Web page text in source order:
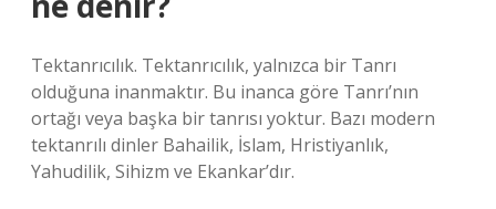
Tektanrıcılık. Tektanrıcılık, yalnızca bir Tanrı
olduğuna inanmaktır. Bu inanca göre Tanrı’nın
ortağı veya başka bir tanrısı yoktur. Bazı modern
tektanrılı dinler Bahailik, İslam, Hristiyanlık,
Yahudilik, Sihizm ve Ekankar’dır.